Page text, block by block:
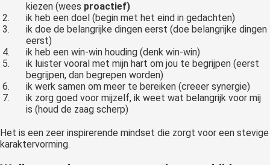
kiezen (wees proactief)
ik heb een doel (begin met het eind in gedachten)
ik doe de belangrijke dingen eerst (doe belangrijke dingen
eerst)
ik heb een win-win houding (denk win-win)
ik luister vooral met mijn hart om jou te begrijpen (eerst
begrijpen, dan begrepen worden)
ik werk samen om meer te bereiken (creeer synergie)
ik zorg goed voor mijzelf, ik weet wat belangrijk voor mij
is (houd de zaag scherp)
Het is een zeer inspirerende mindset die zorgt voor een stevige
karaktervorming.